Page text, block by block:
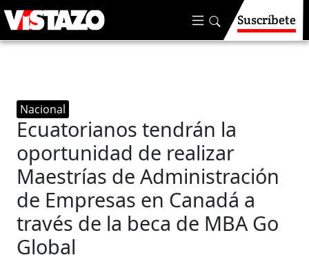
Suscríbete
Nacional
Ecuatorianos tendrán la
oportunidad de realizar
Maestrías de Administración
de Empresas en Canadá a
través de la beca de MBA Go
Global